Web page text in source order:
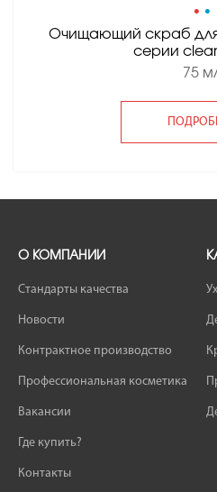
• •
Очищающий скраб
серии
75
О КОМПАНИИ
Стандарты качества
Новости
Контрактное производство
Профессиональная косметика
Вакансии
Где купить?
Контакты